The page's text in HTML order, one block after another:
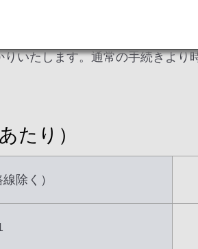
料金をいただきます。
いたします。通常の手続きよ
たり）
除く）